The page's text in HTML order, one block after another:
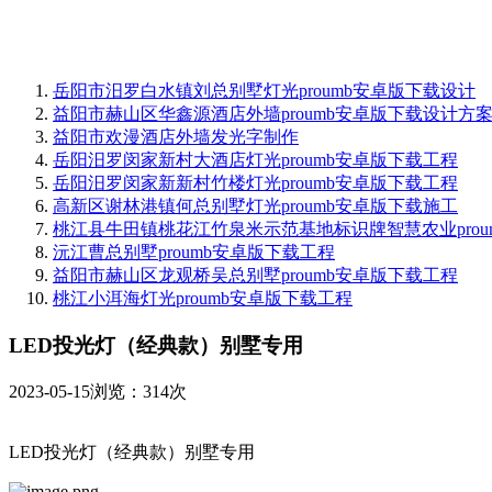
岳阳市汨罗白水镇刘总别墅灯光proumb安卓版下载设计
益阳市赫山区华鑫源酒店外墙proumb安卓版下载设计方案
益阳市欢漫酒店外墙发光字制作
岳阳汨罗闵家新村大酒店灯光proumb安卓版下载工程
岳阳汨罗闵家新新村竹楼灯光proumb安卓版下载工程
高新区谢林港镇何总别墅灯光proumb安卓版下载施工
桃江县牛田镇桃花江竹泉米示范基地标识牌智慧农业
沅江曹总别墅proumb安卓版下载工程
益阳市赫山区龙观桥吴总别墅proumb安卓版下载工程
桃江小洱海灯光proumb安卓版下载工程
LED投光灯（经典款）别墅专用
2023-05-15浏览：314次
LED投光灯（经典款）别墅专用